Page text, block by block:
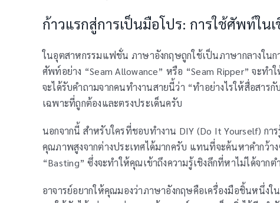
ก้าวแรกสู่การเป็นมือโปร: การใช้ศัพท์ในเ
ในอุตสาหกรรมแฟชั่น ภาษาอังกฤษถูกใช้เป็นภาษากลางใน
ศัพท์อย่าง “Seam Allowance” หรือ “Seam Ripper” จะท
จะได้รับคำถามจากคนทำงานสายนี้ว่า “ทำอย่างไรให้สื่อสา
เฉพาะที่ถูกต้องและตรงประเด็นครับ
นอกจากนี้ สำหรับใครที่ชอบทำงาน DIY (Do It Yourself) ก
คุณภาพสูงจากต่างประเทศได้มากครับ แทนที่จะค้นหาคำกว้า
“Basting” ซึ่งจะทำให้คุณเข้าถึงความรู้เชิงลึกที่หาไม่ได้จาก
อาจารย์อยากให้คุณมองว่าภาษาอังกฤษคือเครื่องมือชิ้นหนึ่งใ